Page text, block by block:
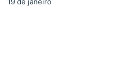
19 de janeiro